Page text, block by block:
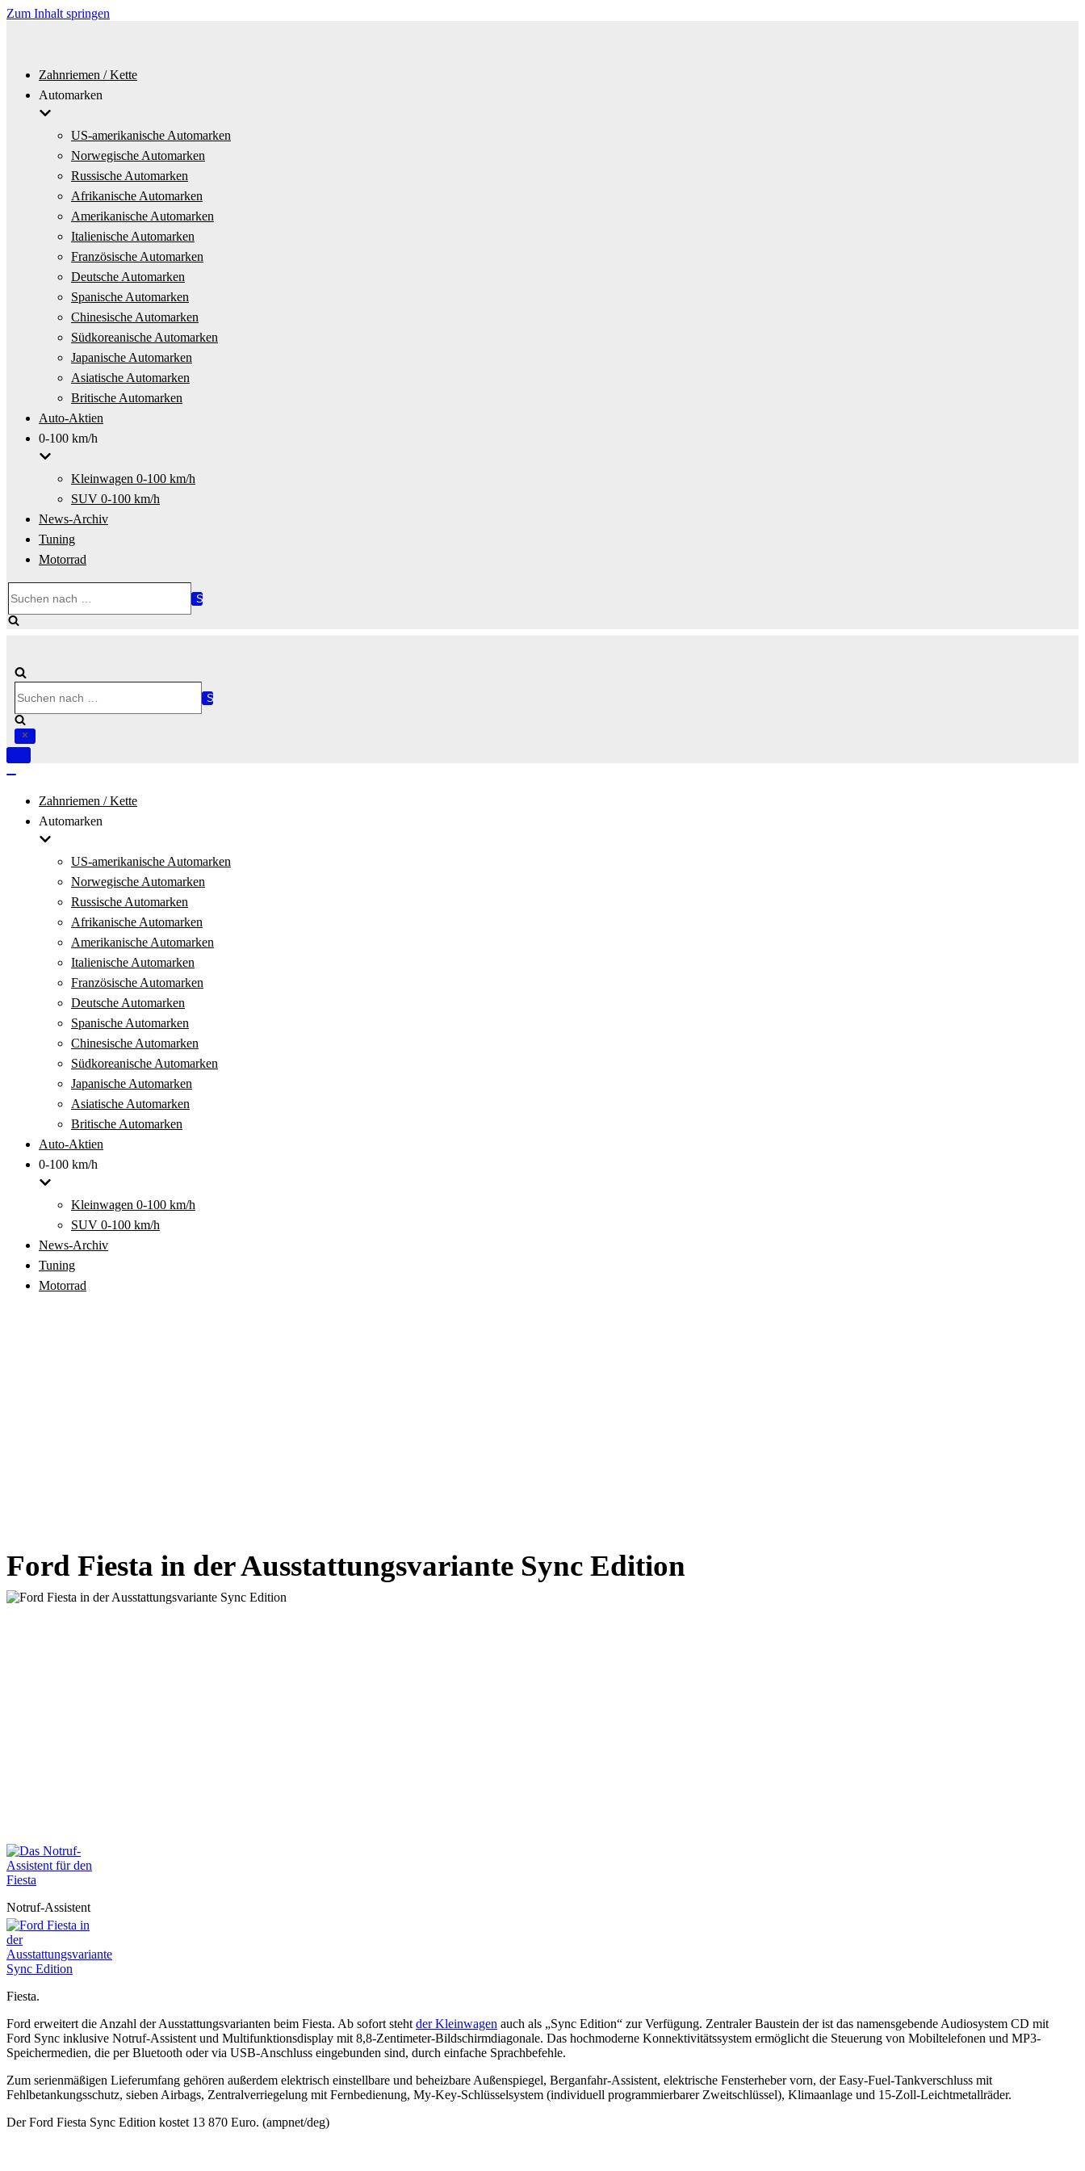
Zum Inhalt springen
Zahnriemen / Kette
Automarken
US-amerikanische Automarken
Norwegische Automarken
Russische Automarken
Afrikanische Automarken
Amerikanische Automarken
Italienische Automarken
Französische Automarken
Deutsche Automarken
Spanische Automarken
Chinesische Automarken
Südkoreanische Automarken
Japanische Automarken
Asiatische Automarken
Britische Automarken
Auto-Aktien
0-100 km/h
Kleinwagen 0-100 km/h
SUV 0-100 km/h
News-Archiv
Tuning
Motorrad
nach …
nach …
Navigation
Zahnriemen / Kette
Automarken
US-amerikanische Automarken
Norwegische Automarken
Russische Automarken
Afrikanische Automarken
Amerikanische Automarken
Italienische Automarken
Französische Automarken
Deutsche Automarken
Spanische Automarken
Chinesische Automarken
Südkoreanische Automarken
Japanische Automarken
Asiatische Automarken
Britische Automarken
Auto-Aktien
0-100 km/h
Kleinwagen 0-100 km/h
SUV 0-100 km/h
News-Archiv
Tuning
Motorrad
Ford Fiesta in der Ausstattungsvariante Sync Edition
Notruf-Assistent
Fiesta.
Ford erweitert die Anzahl der Ausstattungsvarianten beim Fiesta. Ab sofort steht der Kleinwagen auch als „Sync Edition“ zur Verfügung. Zentraler Baustein der ist das namensgebende Audiosystem CD mit
Ford Sync inklusive Notruf-Assistent und Multifunktionsdisplay mit 8,8-Zentimeter-Bildschirmdiagonale. Das hochmoderne Konnektivitätssystem ermöglicht die Steuerung von Mobiltelefonen und MP3-
Speichermedien, die per Bluetooth oder via USB-Anschluss eingebunden sind, durch einfache Sprachbefehle.
Zum serienmäßigen Lieferumfang gehören außerdem elektrisch einstellbare und beheizbare Außenspiegel, Berganfahr-Assistent, elektrische Fensterheber vorn, der Easy-Fuel-Tankverschluss mit
Fehlbetankungsschutz, sieben Airbags, Zentralverriegelung mit Fernbedienung, My-Key-Schlüsselsystem (individuell programmierbarer Zweitschlüssel), Klimaanlage und 15-Zoll-Leichtmetallräder.
Der Ford Fiesta Sync Edition kostet 13 870 Euro. (ampnet/deg)